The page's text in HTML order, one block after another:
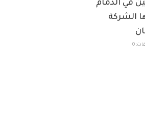
في الدمام
الشركة
0